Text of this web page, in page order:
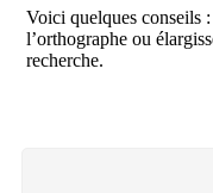
Voici quelques conseils
l’orthographe ou
recherche.